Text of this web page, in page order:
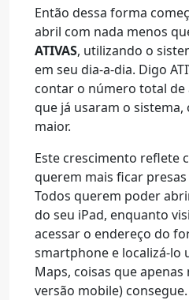
Então dessa forma
abril com nada menos
ATIVAS, utilizando o
em seu dia-a-dia. Digo
contar o número total de
que já usaram o
maior.
Este crescimento reflete
querem mais ficar
Todos querem poder
do seu iPad, enquanto
acessar o endereço do
smartphone e localizá-lo
Maps, coisas que apenas
versão mobile) consegue.